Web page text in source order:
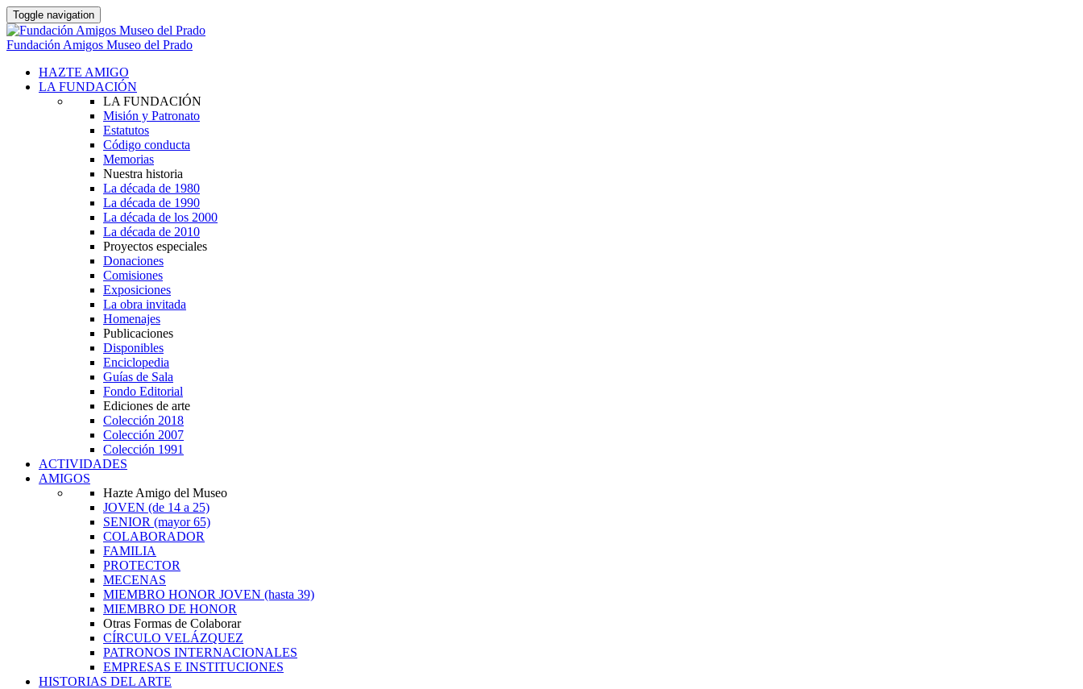
Toggle navigation
Fundación Amigos Museo del Prado
HAZTE AMIGO
LA FUNDACIÓN
LA FUNDACIÓN
Misión y Patronato
Estatutos
Código conducta
Memorias
Nuestra historia
La década de 1980
La década de 1990
La década de los 2000
La década de 2010
Proyectos especiales
Donaciones
Comisiones
Exposiciones
La obra invitada
Homenajes
Publicaciones
Disponibles
Enciclopedia
Guías de Sala
Fondo Editorial
Ediciones de arte
Colección 2018
Colección 2007
Colección 1991
ACTIVIDADES
AMIGOS
Hazte Amigo del Museo
JOVEN (de 14 a 25)
SENIOR (mayor 65)
COLABORADOR
FAMILIA
PROTECTOR
MECENAS
MIEMBRO HONOR JOVEN (hasta 39)
MIEMBRO DE HONOR
Otras Formas de Colaborar
CÍRCULO VELÁZQUEZ
PATRONOS INTERNACIONALES
EMPRESAS E INSTITUCIONES
HISTORIAS DEL ARTE